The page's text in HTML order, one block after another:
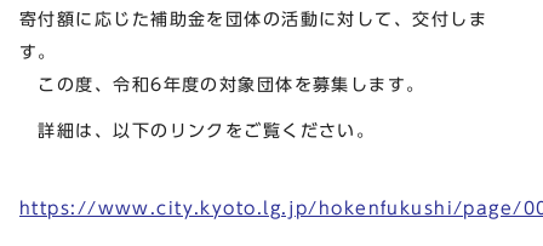
寄付額に応じた補助金を団体の活動に対して、交付しま
す。
この度、令和6年度の対象団体を募集します。
詳細は、以下のリンクをご覧ください。
https://www.city.kyoto.lg.jp/hokenfukushi/page/